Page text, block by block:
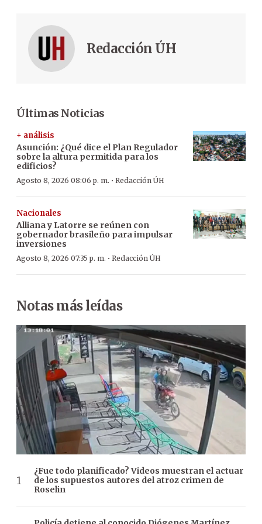
Redacción ÚH
Últimas Noticias
+ análisis
Asunción: ¿Qué dice el Plan Regulador
sobre la altura permitida para los
edificios?
Agosto 8, 2026 08:06 p. m. · Redacción ÚH
Nacionales
Alliana y Latorre se reúnen con
gobernador brasileño para impulsar
inversiones
Agosto 8, 2026 07:35 p. m. · Redacción ÚH
Notas más leídas
¿Fue todo planificado? Videos muestran el actuar
de los supuestos autores del atroz crimen de
Roselin